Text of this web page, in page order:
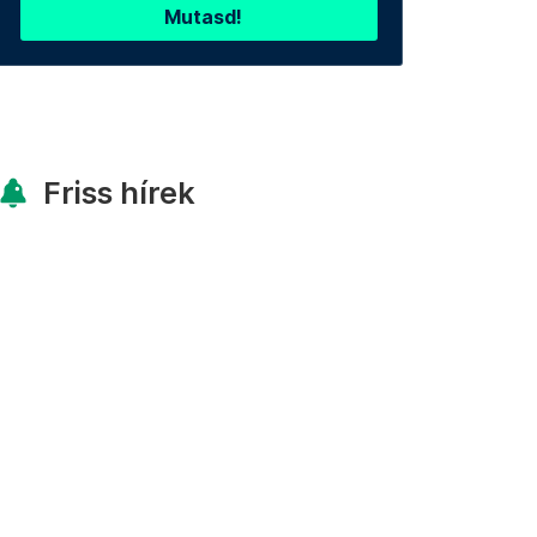
Mutasd!
Friss hírek